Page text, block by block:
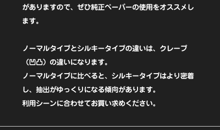
プ)
白
1〜
2
人
用
100
がありますので、ぜひ純正ペーパーの使用をオススメし
ます。
ノーマルタイプとシルキータイプの違いは、クレープ
（凹凸）の違いになります。
ノーマルタイプに比べると、シルキータイプはより密着
し、抽出がゆっくりになる傾向があります。
利用シーンに合わせてお買い求めください。